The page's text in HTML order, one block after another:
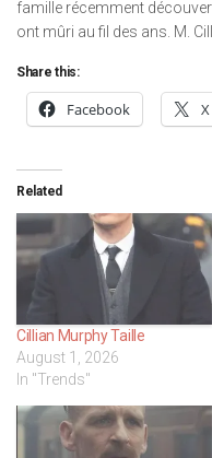
famille récemment
ont mûri au fil des ans. M.
Share this:
Facebook X
Related
Cillian Murphy Taille
August 1, 2026
In "Trends"